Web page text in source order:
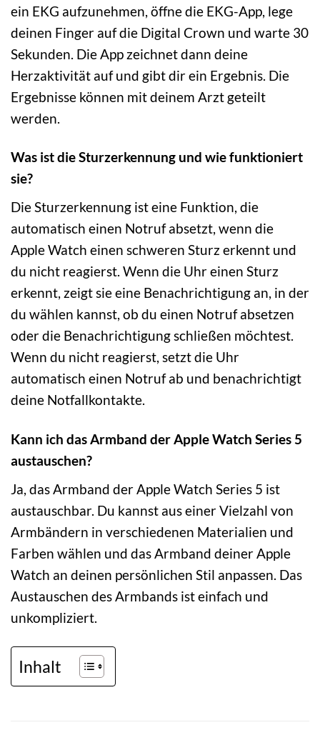
ein EKG aufzunehmen, öffne die EKG-App, lege
deinen Finger auf die Digital Crown und warte 30
Sekunden. Die App zeichnet dann deine
Herzaktivität auf und gibt dir ein Ergebnis. Die
Ergebnisse können mit deinem Arzt geteilt
werden.
Was ist die Sturzerkennung und wie funktioniert
sie?
Die Sturzerkennung ist eine Funktion, die
automatisch einen Notruf absetzt, wenn die
Apple Watch einen schweren Sturz erkennt und
du nicht reagierst. Wenn die Uhr einen Sturz
erkennt, zeigt sie eine Benachrichtigung an, in der
du wählen kannst, ob du einen Notruf absetzen
oder die Benachrichtigung schließen möchtest.
Wenn du nicht reagierst, setzt die Uhr
automatisch einen Notruf ab und benachrichtigt
deine Notfallkontakte.
Kann ich das Armband der Apple Watch Series 5
austauschen?
Ja, das Armband der Apple Watch Series 5 ist
austauschbar. Du kannst aus einer Vielzahl von
Armbändern in verschiedenen Materialien und
Farben wählen und das Armband deiner Apple
Watch an deinen persönlichen Stil anpassen. Das
Austauschen des Armbands ist einfach und
unkompliziert.
Inhalt